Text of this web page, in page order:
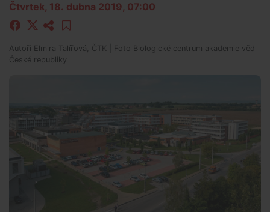
Čtvrtek, 18. dubna 2019, 07:00
Autoři Elmira Talířová, ČTK | Foto Biologické centrum akademie věd
České republiky